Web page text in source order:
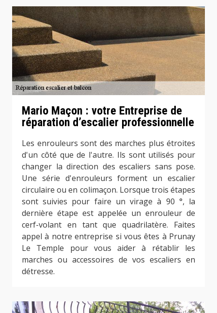
Mario Maçon : votre Entreprise de
réparation d’escalier professionnelle
Les enrouleurs sont des marches plus étroites
d'un côté que de l'autre. Ils sont utilisés pour
changer la direction des escaliers sans pose.
Une série d'enrouleurs forment un escalier
circulaire ou en colimaçon. Lorsque trois étapes
sont suivies pour faire un virage à 90 °, la
dernière étape est appelée un enrouleur de
cerf-volant en tant que quadrilatère. Faites
appel à notre entreprise si vous êtes à Prunay
Le Temple pour vous aider à rétablir les
marches ou accessoires de vos escaliers en
détresse.